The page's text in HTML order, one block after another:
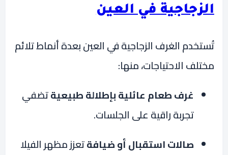
الزجاجية في العين
تُستخدم الغرف الزجاجية في العين بعدة أنماط تلائم
مختلف الاحتياجات، منها:
غرف طعام عائلية بإطلالة طبيعيةتضفي
تجربة راقية على الجلسات.
صالات استقبال أو ضيافةتعزز مظهر الفيلا